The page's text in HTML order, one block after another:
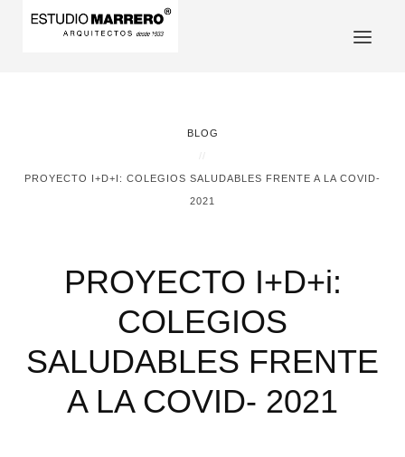
BLOG
PROYECTO I+D+I: COLEGIOS SALUDABLES FRENTE A LA COVID-
2021
PROYECTO I+D+i:
COLEGIOS
SALUDABLES FRENTE
A LA COVID- 2021